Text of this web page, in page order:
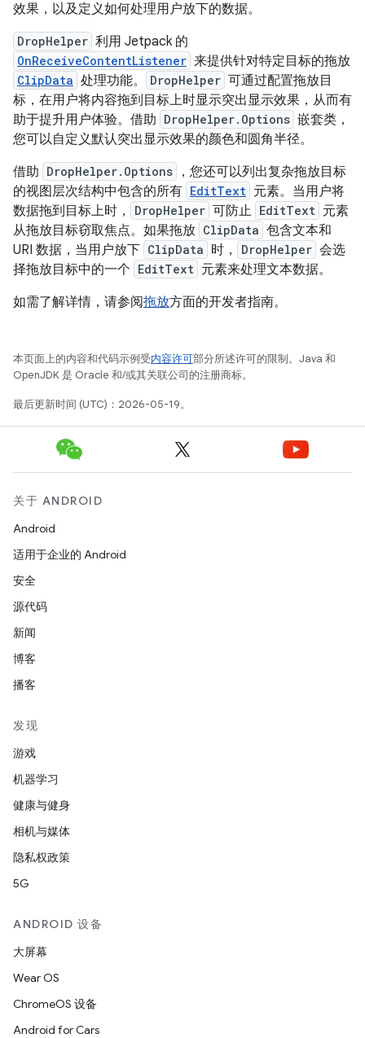
效果，以及定义如何处理用户放下的数据。
DropHelper 利用 Jetpack 的
OnReceiveContentListener 来提供针对特定目标的拖放
ClipData 处理功能。 DropHelper 可通过配置拖放目
标，在用户将内容拖到目标上时显示突出显示效果，从而有
助于提升用户体验。借助 DropHelper.Options 嵌套类，
您可以自定义默认突出显示效果的颜色和圆角半径。
借助 DropHelper.Options
，您还可以列出复杂拖放目标
的视图层次结构中包含的所有 EditText 元素。当用户将
数据拖到目标上时，
DropHelper 可防止 EditText 元素
从拖放目标窃取焦点。如果拖放 ClipData 包含文本和
URI 数据，当用户放下 ClipData 时， DropHelper 会选
择拖放目标中的一个 EditText 元素来处理文本数据。
如需了解详情，请参阅拖放方面的开发者指南。
本页面上的内容和代码示例受内容许可部分所述许可的限制。Java 和
OpenJDK 是 Oracle 和/或其关联公司的注册商标。
最后更新时间 (UTC)：2026-05-19。
关于 ANDROID
Android
适用于企业的 Android
安全
源代码
新闻
博客
播客
发现
游戏
机器学习
健康与健身
相机与媒体
隐私权政策
5G
ANDROID 设备
大屏幕
Wear OS
ChromeOS 设备
Android for Cars